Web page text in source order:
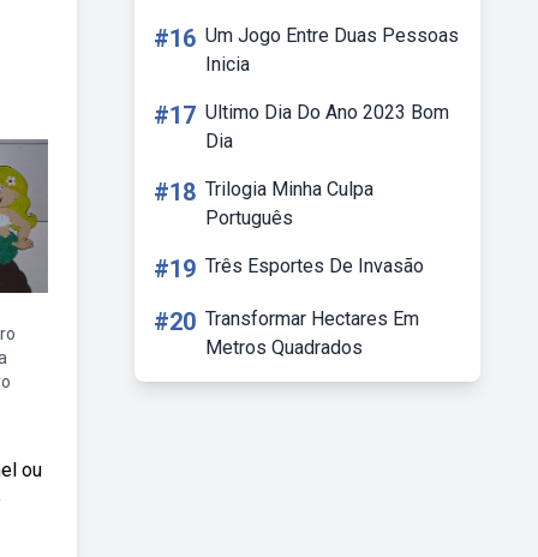
ou
#16 Um Jogo Entre Duas Pessoas
Inicia
#17 Ultimo Dia Do Ano 2023 Bom
Dia
#18 Trilogia Minha Culpa
Português
#19 Três Esportes De Invasão
#20 Transformar Hectares Em
Metros Quadrados